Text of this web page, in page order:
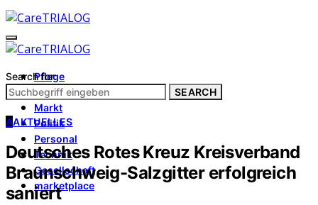
Pflege
Architektur
Markt
Politik
Personal
Technik
Gesellschaft
marketplace
Search for:
SEARCH
AAKTUELLES
Deutsches Rotes Kreuz Kreisverband
Braunschweig-Salzgitter erfolgreich
saniert